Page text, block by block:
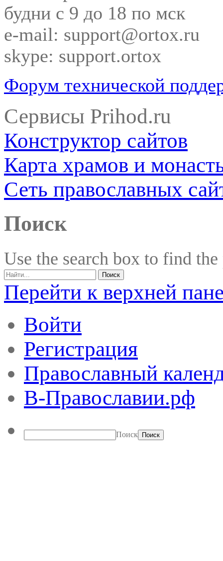
будни с 9 до 18 по мск
e-mail: support@ortox.ru
skype: support.ortox
Форум технической
Сервисы Prihod.ru
Конструктор сайтов
Карта храмов и
Сеть православных
Поиск
Use the search box to find
Перейти к верхней
Войти
Регистрация
Православный
В-Православии.рф
Поиск